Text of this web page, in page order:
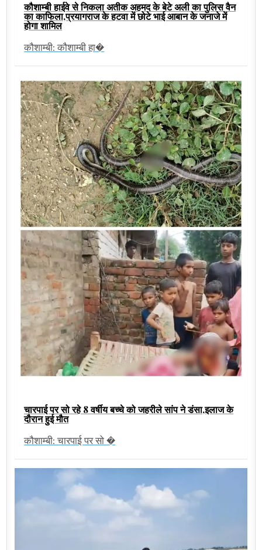
कौशाम्बी हाईवे से निकला अतीक अहमद के बेटे अली का पुलिस वैन
का काफिला,प्रयागराज के हटवा में छोटे भाई आबान के जनाजे में
होगा शामिल
कौशाम्बी: कौशाम्बी हा�
चारपाई पर सो रहे 8 वर्षीय बच्चे को जहरीले सांप ने डंसा,इलाज के
दौरान हुई मौत
कौशाम्बी: चारपाई पर सो �